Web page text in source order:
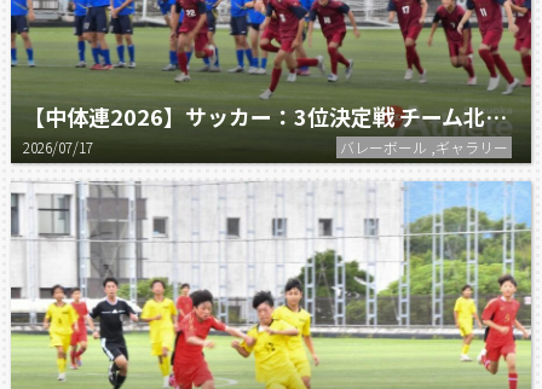
【中体連2026】サッカー：3位決定戦 チーム北部 vs 常葉橘
2026/07/17 バレーボール ,ギャラリー